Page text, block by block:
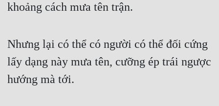
Lịch Sử
khoảng cách mưa tên trận.
Nhưng lại có thể có người có thể đối cứng
lấy dạng này mưa tên, cưỡng ép trái ngược
hướng mà tới.